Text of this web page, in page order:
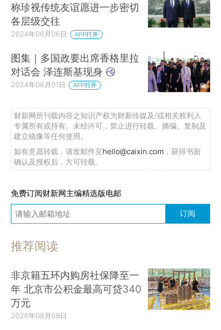
称珍视传统友谊愿进一步密切
各层级交往
2024年06月06日 APP打开
图集｜多国政要出席香格里拉
对话会 泽连斯基现身
2024年06月01日 APP打开
财新网所刊载内容之知识产权为财新传媒及/或相关权利人
专属所有或持有。未经许可，禁止进行转载、摘编、复制及
建立镜像等任何使用。
如有意愿转载，请发邮件至hello@caixin.com ，获得书面
确认及授权后，方可转载。
免费订阅财新网主编精选版电邮
订阅
推荐阅读
非京籍五环内购房社保降至一
年 北京市公积金最高可贷340
万元
2026年08月08日